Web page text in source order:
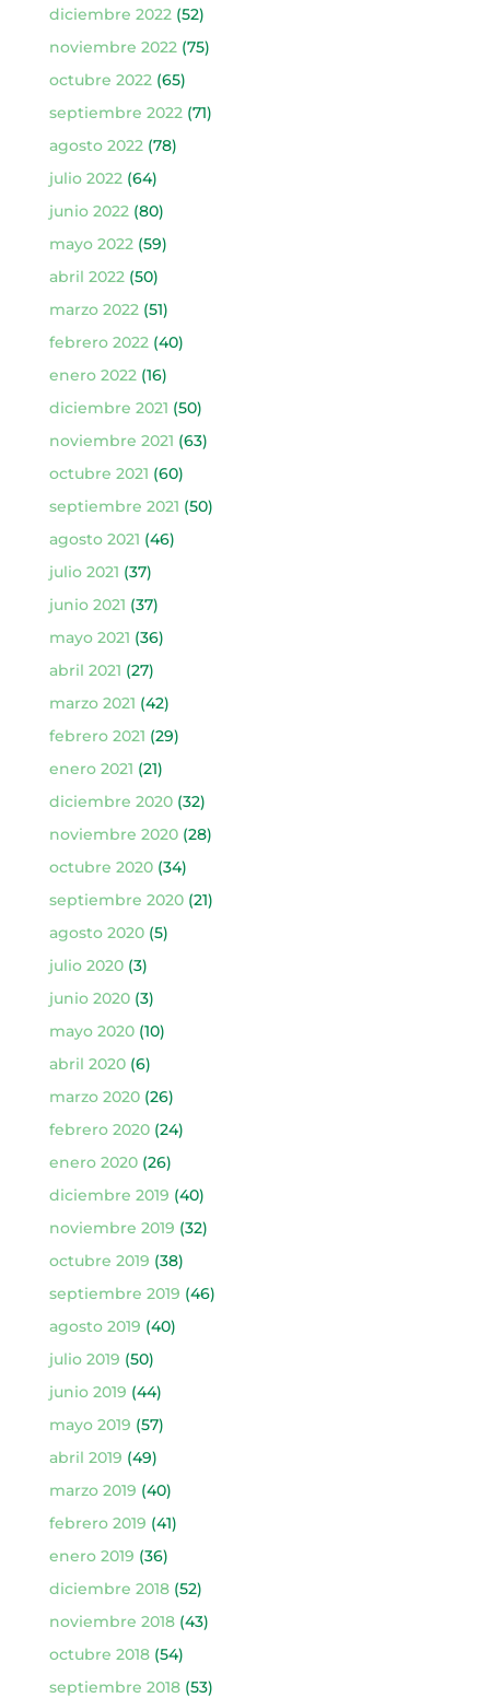
diciembre 2022 (52)
noviembre 2022 (75)
octubre 2022 (65)
septiembre 2022 (71)
agosto 2022 (78)
julio 2022 (64)
junio 2022 (80)
mayo 2022 (59)
abril 2022 (50)
marzo 2022 (51)
febrero 2022 (40)
enero 2022 (16)
diciembre 2021 (50)
noviembre 2021 (63)
octubre 2021 (60)
septiembre 2021 (50)
agosto 2021 (46)
julio 2021 (37)
junio 2021 (37)
mayo 2021 (36)
abril 2021 (27)
marzo 2021 (42)
febrero 2021 (29)
enero 2021 (21)
diciembre 2020(32)
noviembre 2020(28)
octubre 2020(34)
septiembre 2020(21)
agosto 2020(5)
julio 2020(3)
junio 2020(3)
mayo 2020(10)
abril 2020(6)
marzo 2020(26)
febrero 2020(24)
enero 2020(26)
diciembre 2019 (40)
noviembre 2019 (32)
octubre 2019 (38)
septiembre 2019 (46)
agosto 2019 (40)
julio 2019 (50)
junio 2019 (44)
mayo 2019 (57)
abril 2019 (49)
marzo 2019 (40)
febrero 2019 (41)
enero 2019 (36)
diciembre 2018(52)
noviembre 2018(43)
octubre 2018(54)
septiembre 2018(53)